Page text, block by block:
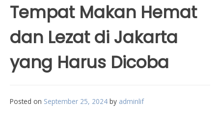
Tempat Makan Hemat
dan Lezat di Jakarta
yang Harus Dicoba
Posted on September 25, 2024 by adminlif